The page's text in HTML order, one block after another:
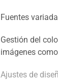
Fuentes
Gestión del
imágenes
Ajustes de